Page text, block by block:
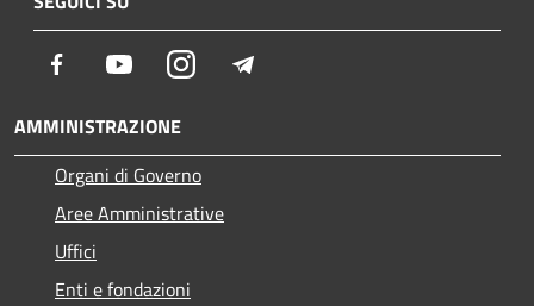
Facebook YoutubeInstagram
AMMINISTRAZIONE
Organi di Governo
Aree Amministrative
Uffici
Enti e fondazioni